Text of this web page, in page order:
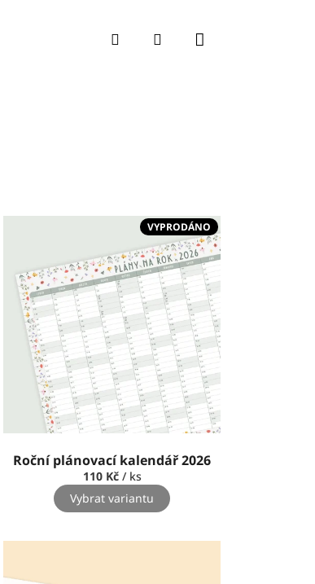
HledatPřihlášení
VYPRODÁNO
Roční plánovací kalendář 2026
110 Kč / ks
Vybrat variantu